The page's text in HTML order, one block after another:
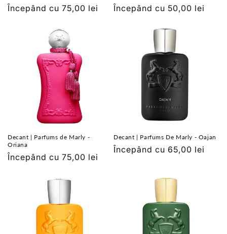
Preț
Începând cu 75,00 lei
Preț
Începând cu 50,00 lei
Decant | Parfums de Marly -
Oriana
Preț
Începând cu 75,00 lei
Decant | Parfums De Marly - Oajan
Preț
Începând cu 65,00 lei